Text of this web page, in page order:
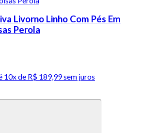
Livorno Linho Com Pés Em
Perola
10x de R$ 189,99 sem juros